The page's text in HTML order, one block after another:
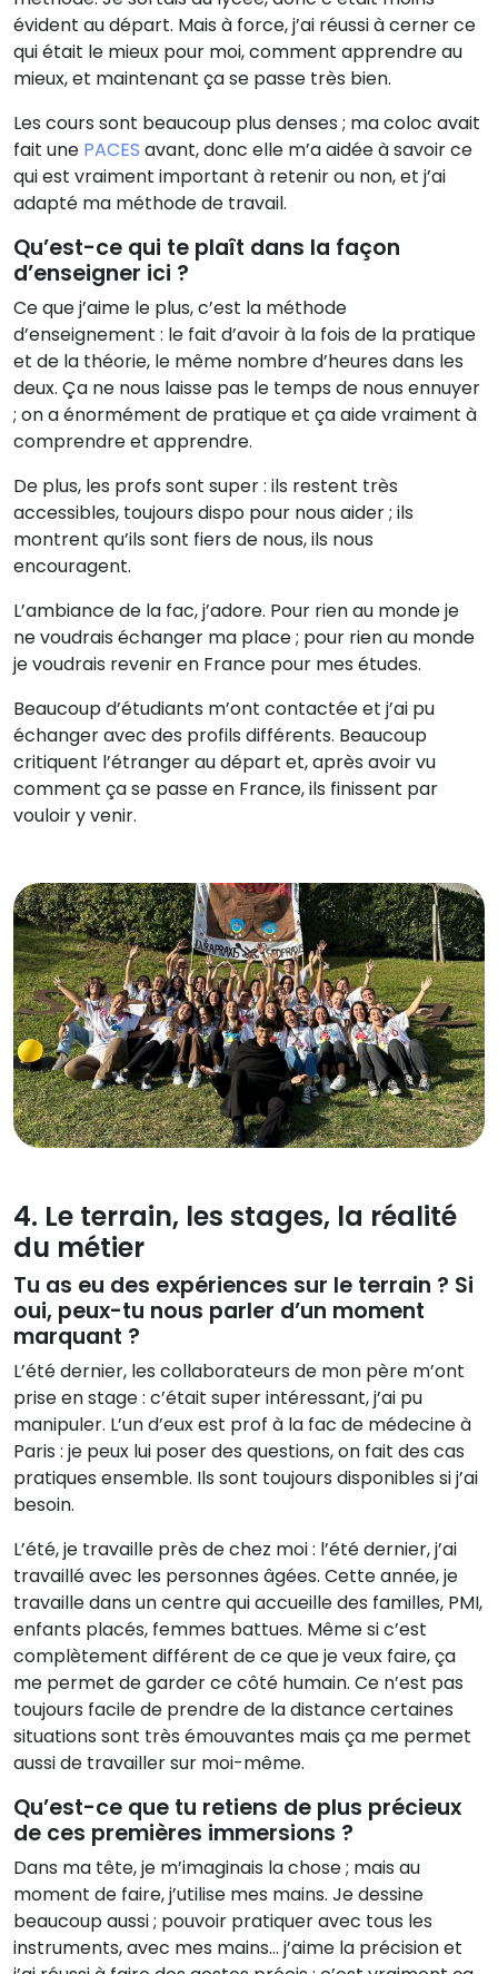
évident au départ. Mais à force, j’ai réussi à cerner ce
qui était le mieux pour moi, comment apprendre au
mieux, et maintenant ça se passe très bien.
Les cours sont beaucoup plus denses ; ma coloc avait
fait une PACES avant, donc elle m’a aidée à savoir ce
qui est vraiment important à retenir ou non, et j’ai
adapté ma méthode de travail.
Qu’est-ce qui te plaît dans la façon
d’enseigner ici ?
Ce que j’aime le plus, c’est la méthode
d’enseignement : le fait d’avoir à la fois de la pratique
et de la théorie, le même nombre d’heures dans les
deux. Ça ne nous laisse pas le temps de nous ennuyer
; on a énormément de pratique et ça aide vraiment à
comprendre et apprendre.
De plus, les profs sont super : ils restent très
accessibles, toujours dispo pour nous aider ; ils
montrent qu’ils sont fiers de nous, ils nous
encouragent.
L’ambiance de la fac, j’adore. Pour rien au monde je
ne voudrais échanger ma place ; pour rien au monde
je voudrais revenir en France pour mes études.
Beaucoup d’étudiants m’ont contactée et j’ai pu
échanger avec des profils différents. Beaucoup
critiquent l’étranger au départ et, après avoir vu
comment ça se passe en France, ils finissent par
vouloir y venir.
4. Le terrain, les stages, la réalité
du métier
Tu as eu des expériences sur le terrain ? Si
oui, peux-tu nous parler d’un moment
marquant ?
L’été dernier, les collaborateurs de mon père m’ont
prise en stage : c’était super intéressant, j’ai pu
manipuler. L’un d’eux est prof à la fac de médecine à
Paris : je peux lui poser des questions, on fait des cas
pratiques ensemble. Ils sont toujours disponibles si j’ai
besoin.
L’été, je travaille près de chez moi : l’été dernier, j’ai
travaillé avec les personnes âgées. Cette année, je
travaille dans un centre qui accueille des familles, PMI,
enfants placés, femmes battues. Même si c’est
complètement différent de ce que je veux faire, ça
me permet de garder ce côté humain. Ce n’est pas
toujours facile de prendre de la distance certaines
situations sont très émouvantes mais ça me permet
aussi de travailler sur moi-même.
Qu’est-ce que tu retiens de plus précieux
de ces premières immersions ?
Dans ma tête, je m’imaginais la chose ; mais au
moment de faire, j’utilise mes mains. Je dessine
beaucoup aussi ; pouvoir pratiquer avec tous les
instruments, avec mes mains… j’aime la précision et